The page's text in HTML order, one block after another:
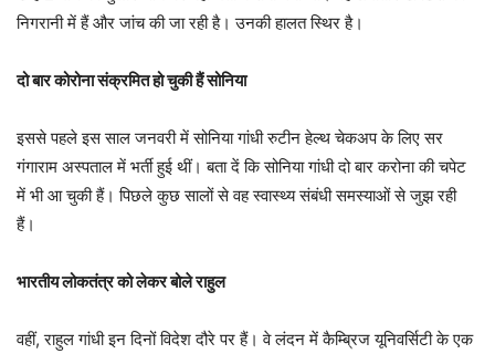
निगरानी में हैं और जांच की जा रही है। उनकी हालत स्थिर है।
दो बार कोरोना संक्रमित हो चुकी हैं सोनिया
इससे पहले इस साल जनवरी में सोनिया गांधी रुटीन हेल्थ चेकअप के लिए सर
गंगाराम अस्पताल में भर्ती हुई थीं। बता दें कि सोनिया गांधी दो बार करोना की चपेट
में भी आ चुकी हैं। पिछले कुछ सालों से वह स्वास्थ्य संबंधी समस्याओं से जुझ रही
हैं।
भारतीय लोकतंत्र को लेकर बोले राहुल
वहीं, राहुल गांधी इन दिनों विदेश दौरे पर हैं। वे लंदन में कैम्ब्रिज यूनिवर्सिटी के एक